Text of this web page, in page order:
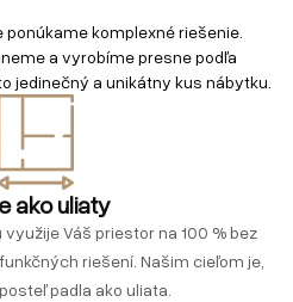
ponúkame komplexné riešenie.
a vyrobíme presne podľa
jedinečný a unikátny kus nábytku.
ako uliaty
Váš priestor na 100 % bez
riešení. Našim cieľom je,
padla ako uliata.